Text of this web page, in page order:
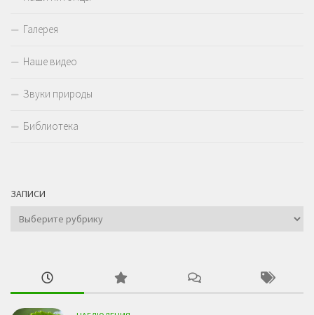
Галерея
Наше видео
Звуки природы
Библиотека
ЗАПИСИ
Записи